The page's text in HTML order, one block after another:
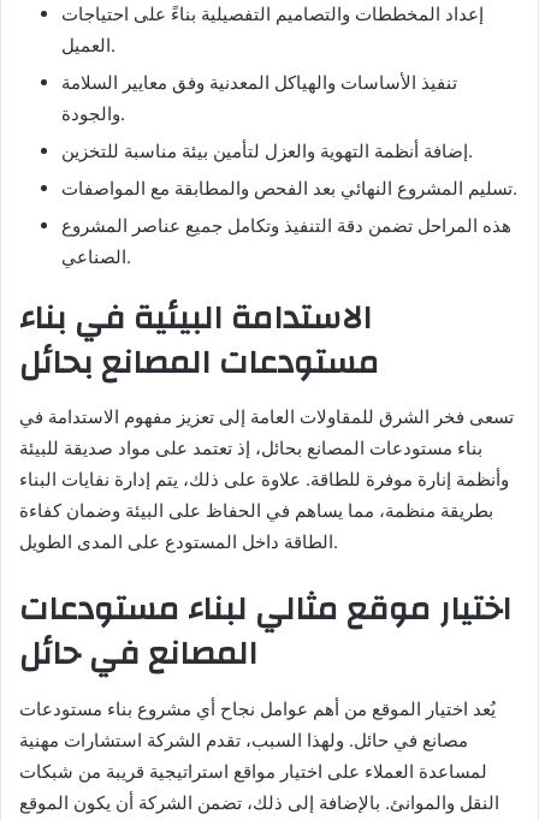
إعداد المخططات والتصاميم التفصيلية بناءً على احتياجات
العميل.
تنفيذ الأساسات والهياكل المعدنية وفق معايير السلامة
والجودة.
إضافة أنظمة التهوية والعزل لتأمين بيئة مناسبة للتخزين.
تسليم المشروع النهائي بعد الفحص والمطابقة مع المواصفات.
هذه المراحل تضمن دقة التنفيذ وتكامل جميع عناصر المشروع
الصناعي.
الاستدامة البيئية في بناء
مستودعات المصانع بحائل
تسعى فخر الشرق للمقاولات العامة إلى تعزيز مفهوم الاستدامة في
بناء مستودعات المصانع بحائل، إذ تعتمد على مواد صديقة للبيئة
وأنظمة إنارة موفرة للطاقة. علاوة على ذلك، يتم إدارة نفايات البناء
بطريقة منظمة، مما يساهم في الحفاظ على البيئة وضمان كفاءة
الطاقة داخل المستودع على المدى الطويل.
اختيار موقع مثالي لبناء مستودعات
المصانع في حائل
يُعد اختيار الموقع من أهم عوامل نجاح أي مشروع بناء مستودعات
مصانع في حائل. ولهذا السبب، تقدم الشركة استشارات مهنية
لمساعدة العملاء على اختيار مواقع استراتيجية قريبة من شبكات
النقل والموانئ. بالإضافة إلى ذلك، تضمن الشركة أن يكون الموقع